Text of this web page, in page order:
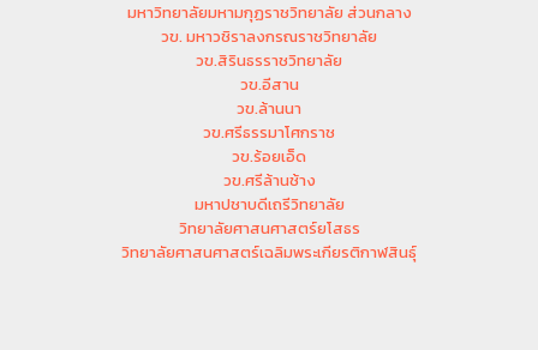
มหาวิทยาลัยมหามกุฏราชวิทยาลัย ส่วนกลาง
วข. มหาวชิราลงกรณราชวิทยาลัย
วข.สิรินธรราชวิทยาลัย
วข.อีสาน
วข.ล้านนา
วข.ศรีธรรมาโศกราช
วข.ร้อยเอ็ด
วข.ศรีล้านช้าง
มหาปชาบดีเถรีวิทยาลัย
วิทยาลัยศาสนศาสตร์ยโสธร
วิทยาลัยศาสนศาสตร์เฉลิมพระเกียรติกาฬสินธุ์